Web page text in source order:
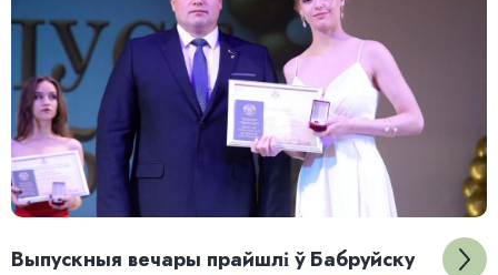
Выпускныя вечары прайшлі ў Бабруйску